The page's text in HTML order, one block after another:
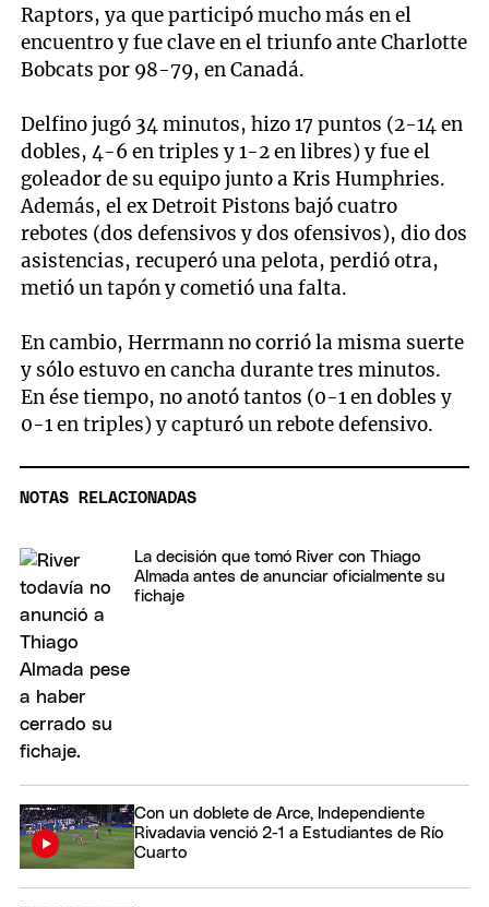
Raptors, ya que participó mucho más en el
encuentro y fue clave en el triunfo ante Charlotte
Bobcats por 98-79, en Canadá.
Delfino jugó 34 minutos, hizo 17 puntos (2-14 en
dobles, 4-6 en triples y 1-2 en libres) y fue el
goleador de su equipo junto a Kris Humphries.
Además, el ex Detroit Pistons bajó cuatro
rebotes (dos defensivos y dos ofensivos), dio dos
asistencias, recuperó una pelota, perdió otra,
metió un tapón y cometió una falta.
En cambio, Herrmann no corrió la misma suerte
y sólo estuvo en cancha durante tres minutos.
En ése tiempo, no anotó tantos (0-1 en dobles y
0-1 en triples) y capturó un rebote defensivo.
NOTAS RELACIONADAS
La decisión que tomó River con Thiago
Almada antes de anunciar oficialmente su
fichaje
Con un doblete de Arce, Independiente
Rivadavia venció 2-1 a Estudiantes de Río
Cuarto